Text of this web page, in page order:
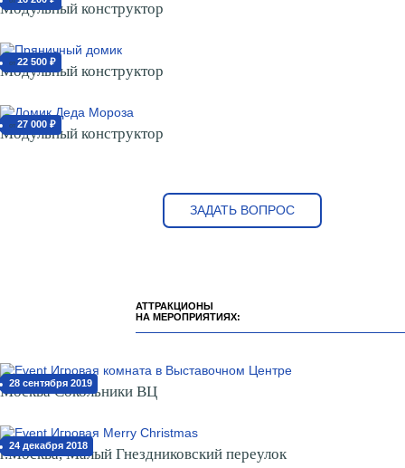
Модульный конструктор
от 22 500 ₽
Модульный конструктор
от 27 000 ₽
Модульный конструктор
ЗАДАТЬ ВОПРОС
АТТРАКЦИОНЫ
НА МЕРОПРИЯТИЯХ:
28 сентября 2019
Москва Сокольники ВЦ
24 декабря 2018
г.Москва, Малый Гнездниковский переулок